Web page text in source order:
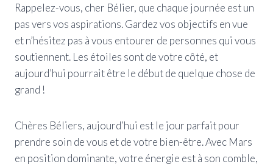
Rappelez-vous, cher Bélier, que chaque journée est un
pas vers vos aspirations. Gardez vos objectifs en vue
et n’hésitez pas à vous entourer de personnes qui vous
soutiennent. Les étoiles sont de votre côté, et
aujourd’hui pourrait être le début de quelque chose de
grand !
Chères Béliers, aujourd’hui est le jour parfait pour
prendre soin de vous et de votre bien-être. Avec Mars
en position dominante, votre énergie est à son comble,